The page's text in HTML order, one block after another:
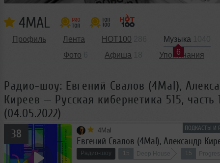
4MAL
Профиль Лента HOT100
Музыка
6
Фото
Афиша Упоминания
Радио-шоу: Евгений Свалов (4Mal),
Киреев — Русская кибернетика 515, часть
(04.05.2022)
ПОДКАСТЫ И
38 4Mal
Радио-шоу 15 Deep House 15